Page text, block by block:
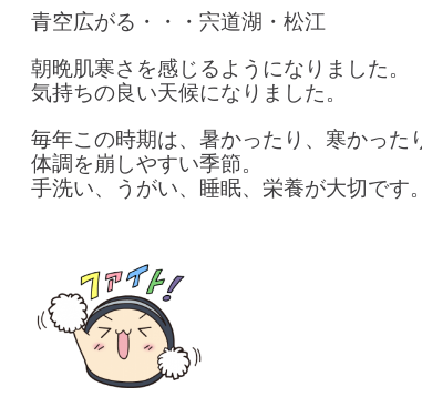
青空広がる・・・宍道湖・松江
朝晩肌寒さを感じるようになりました。
気持ちの良い天候になりました。
毎年この時期は、暑かったり、寒かった
体調を崩しやすい季節。
手洗い、うがい、睡眠、栄養が大切です